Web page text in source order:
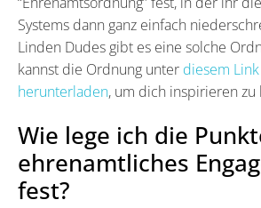
Systems dann ganz einfach
Linden Dudes gibt es eine solche
kannst die Ordnung unter diesem
herunterladen, um dich inspirieren zu
Wie lege ich die
ehrenamtliches
fest?